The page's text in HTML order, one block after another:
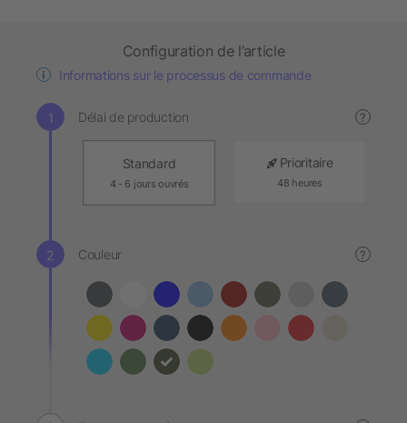
Configuration de l’article
Informations sur le processus de commande
Délai de production ?
Standard
4 - 6 jours ouvrés
Prioritaire
48 heures
Couleur ?